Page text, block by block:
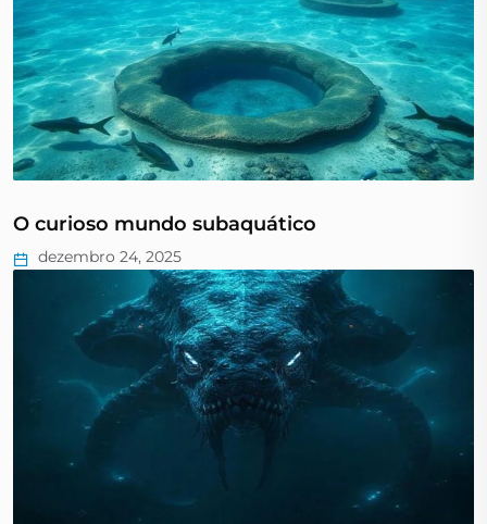
O curioso mundo subaquático
dezembro 24, 2025